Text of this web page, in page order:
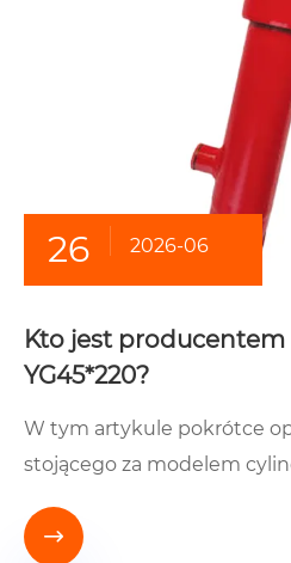
26 2026-06
Kto jest producentem
YG45*220?
W tym artykule pokrótce
stojącego za modelem
